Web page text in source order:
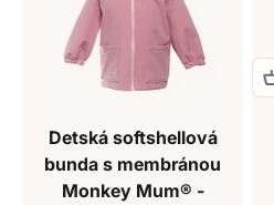
Detská softshellová
bunda s membránou
Monkey Mum® -